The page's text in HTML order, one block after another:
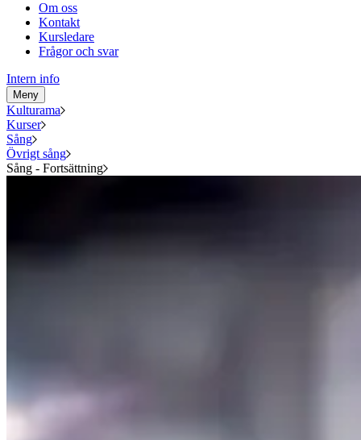
Om oss
Kontakt
Kursledare
Frågor och svar
Intern info
Meny
Kulturama
Kurser
Sång
Övrigt sång
Sång - Fortsättning